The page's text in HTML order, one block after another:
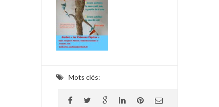
Mots clés: